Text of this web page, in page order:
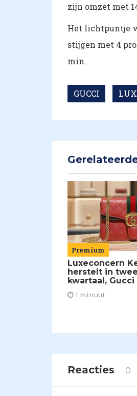
zijn omzet met
Het lichtpuntje
stijgen met 4
min.
GUCCI
Premium
Luxeconcern
herstelt in
kwartaal,
1 minuut
Reacties 0